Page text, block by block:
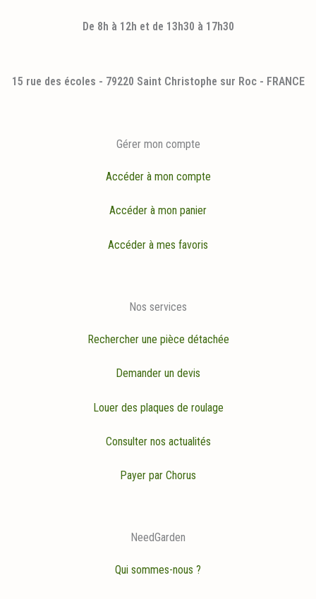
De 8h à 12h et de 13h30 à 17h30
15 rue des écoles - 79220 Saint Christophe sur Roc - FRANCE
Gérer mon compte
Accéder à mon compte
Accéder à mon panier
Accéder à mes favoris
Nos services
Rechercher une pièce détachée
Demander un devis
Louer des plaques de roulage
Consulter nos actualités
Payer par Chorus
NeedGarden
Qui sommes-nous ?